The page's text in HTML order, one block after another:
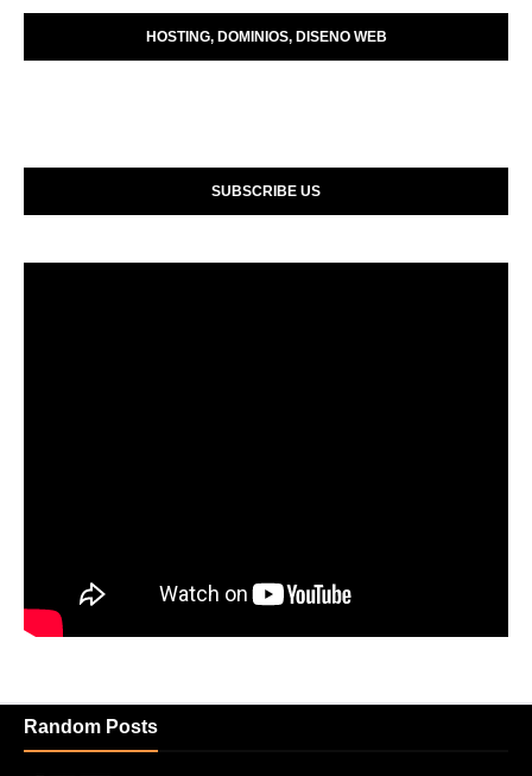
HOSTING, DOMINIOS, DISENO WEB
SUBSCRIBE US
Random Posts